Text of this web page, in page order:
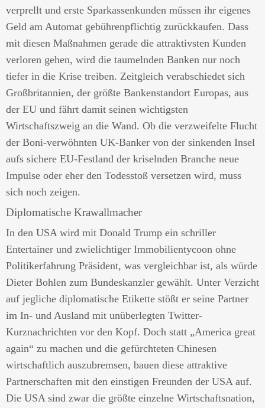
verprellt und erste Sparkassenkunden müssen ihr eigenes
Geld am Automat gebührenpflichtig zurückkaufen. Dass
mit diesen Maßnahmen gerade die attraktivsten Kunden
verloren gehen, wird die taumelnden Banken nur noch
tiefer in die Krise treiben. Zeitgleich verabschiedet sich
Großbritannien, der größte Bankenstandort Europas, aus
der EU und fährt damit seinen wichtigsten
Wirtschaftszweig an die Wand. Ob die verzweifelte Flucht
der Boni-verwöhnten UK-Banker von der sinkenden Insel
aufs sichere EU-Festland der kriselnden Branche neue
Impulse oder eher den Todesstoß versetzen wird, muss
sich noch zeigen.
Diplomatische Krawallmacher
In den USA wird mit Donald Trump ein schriller
Entertainer und zwielichtiger Immobilientycoon ohne
Politikerfahrung Präsident, was vergleichbar ist, als würde
Dieter Bohlen zum Bundeskanzler gewählt. Unter Verzicht
auf jegliche diplomatische Etikette stößt er seine Partner
im In- und Ausland mit unüberlegten Twitter-
Kurznachrichten vor den Kopf. Doch statt „America great
again“ zu machen und die gefürchteten Chinesen
wirtschaftlich auszubremsen, bauen diese attraktive
Partnerschaften mit den einstigen Freunden der USA auf.
Die USA sind zwar die größte einzelne Wirtschaftsnation,